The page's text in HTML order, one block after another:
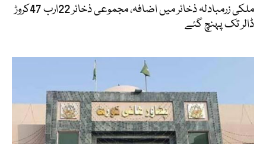
ملکی زرمبادلہ ذخائر میں اضافہ، مجموعی ذخائر 22ارب 47کروڑ
ڈالر تک پہنچ گئے